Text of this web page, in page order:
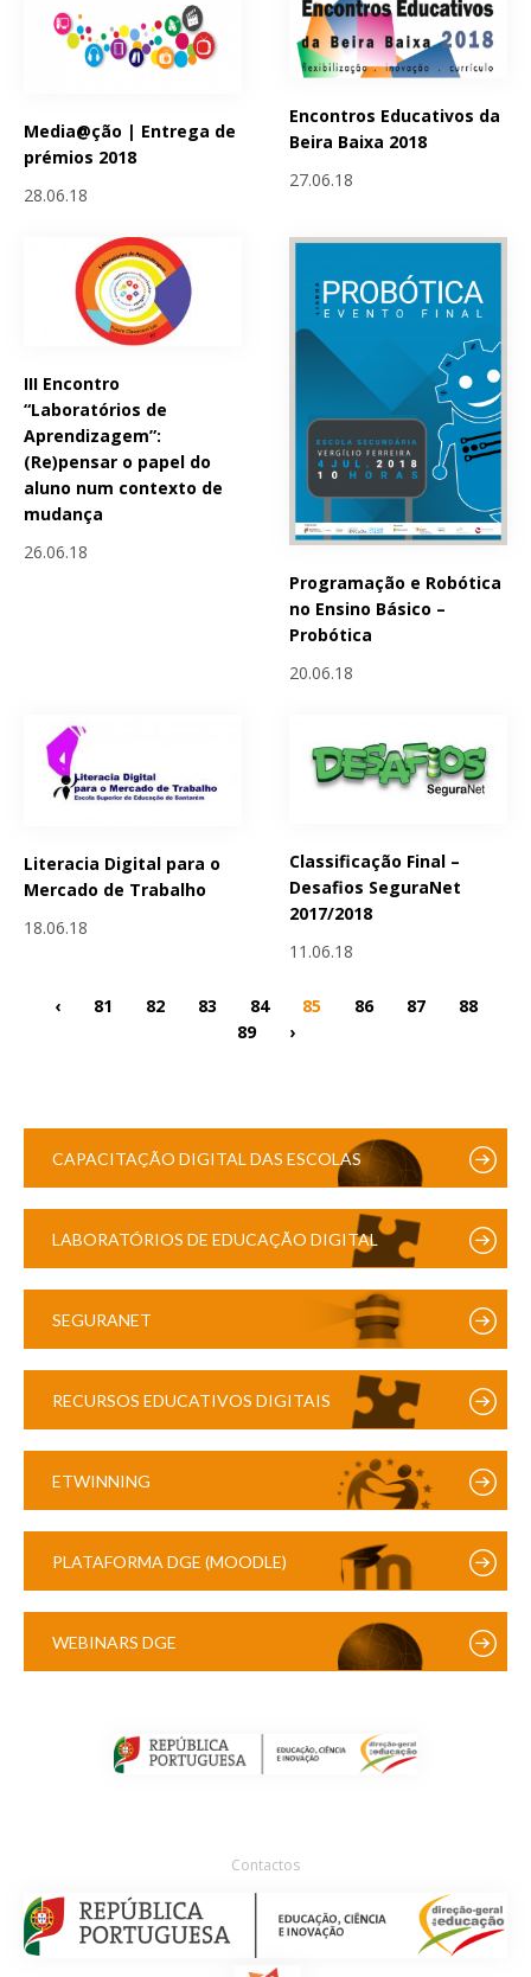
Media@ção | Entrega de
prémios 2018
28.06.18
Encontros Educativos da
Beira Baixa 2018
27.06.18
III Encontro
“Laboratórios de
Aprendizagem”:
(Re)pensar o papel do
aluno num contexto de
mudança
26.06.18
Programação e Robótica
no Ensino Básico –
Probótica
20.06.18
Literacia Digital para o
Mercado de Trabalho
18.06.18
Classificação Final –
Desafios SeguraNet
2017/2018
11.06.18
‹ 81 82 83 84 85 86 87
88
89
›
CAPACITAÇÃO DIGITAL DAS ESCOLAS
LABORATÓRIOS DE EDUCAÇÃO DIGITAL
SEGURANET
RECURSOS EDUCATIVOS DIGITAIS
ETWINNING
PLATAFORMA DGE (MOODLE)
WEBINARS DGE
Contactos